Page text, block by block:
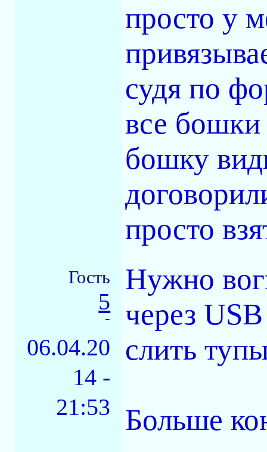
просто у
судя по
все бошки
бошку
просто
Гость
5
-
06.04.20
14 -
21:53
Нужно
через
слить
Больше